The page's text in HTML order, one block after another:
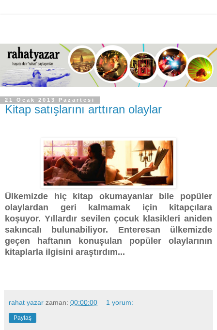
21 Ocak 2013 Pazartesi
Kitap satışlarını arttıran olaylar
Ülkemizde hiç kitap okumayanlar bile popüler
olaylardan geri kalmamak için kitapçılara
koşuyor. Yıllardır sevilen çocuk klasikleri aniden
sakıncalı bulunabiliyor. Enteresan ülkemizde
geçen haftanın konuşulan popüler olaylarının
kitaplarla ilgisini araştırdım...
rahat yazar zaman: 00:00:00 1 yorum:
Paylaş